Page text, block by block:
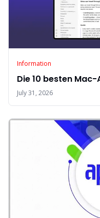
Information
Die 10 besten
July 31, 2026